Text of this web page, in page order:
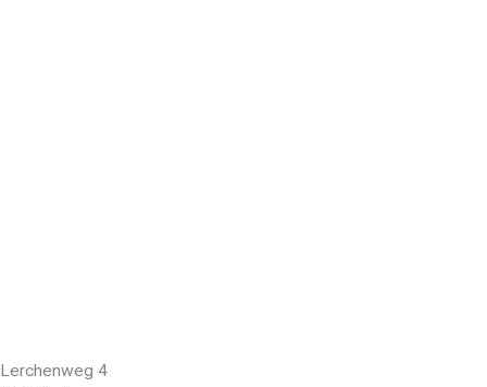
Lerchenweg 4